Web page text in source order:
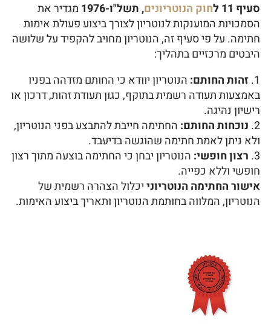
סעיף 11 ל חוק הנוטריונים, תשל"ו-1976
מגדיר את
הסמכויות המוענקות לנוטריון לצורך ביצוע פעולת אימות
חתימה. על פי סעיף זה, הנוטריון מחויב להקפיד על שלושה
היבטים מרכזיים בתהליך:
זהות החותם: הנוטריון יוודא כי החותם מזדהה בפניו
באמצעות תעודה רשמית בתוקף, כגון תעודת זהות, דרכון או
רישיון נהיגה.
נוכחות החותם: החתימה חייבת להתבצע בפני הנוטריון,
ולא ניתן לאמת חתימה שהוגשה בדיעבד.
רצון חופשי: הנוטריון יבחן כי החתימה בוצעה מתוך רצון
חופשי וללא כפייה.
אישור החתימה הנוטריונייכלול הצהרה רשמית של
הנוטריון, המלווה בחותמת הנוטריון ותאריך ביצוע האימות.